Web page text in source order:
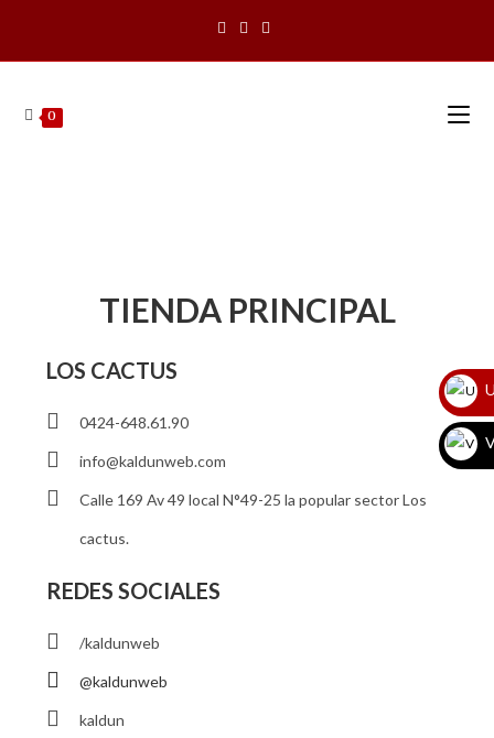
0
TIENDA PRINCIPAL
LOS CACTUS
0424-648.61.90
info@kaldunweb.com
Calle 169 Av 49 local N°49-25 la popular sector Los
cactus.
REDES SOCIALES
/kaldunweb
@kaldunweb
kaldun